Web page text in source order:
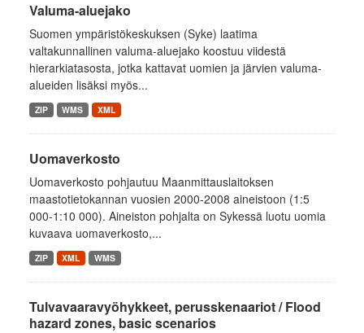
Valuma-aluejako
Suomen ympäristökeskuksen (Syke) laatima
valtakunnallinen valuma-aluejako koostuu viidestä
hierarkiatasosta, jotka kattavat uomien ja järvien valuma-
alueiden lisäksi myös...
ZIP WMS XML
Uomaverkosto
Uomaverkosto pohjautuu Maanmittauslaitoksen
maastotietokannan vuosien 2000-2008 aineistoon (1:5
000-1:10 000). Aineiston pohjalta on Sykessä luotu uomia
kuvaava uomaverkosto,...
ZIP XML WMS
Tulvavaaravyöhykkeet, perusskenaariot / Flood
hazard zones, basic scenarios